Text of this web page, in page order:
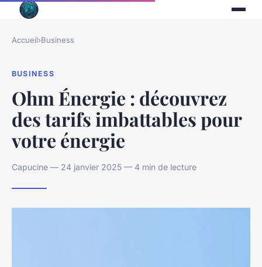
Accueil›Business
BUSINESS
Ohm Énergie : découvrez
des tarifs imbattables pour
votre énergie
Capucine — 24 janvier 2025 — 4 min de lecture